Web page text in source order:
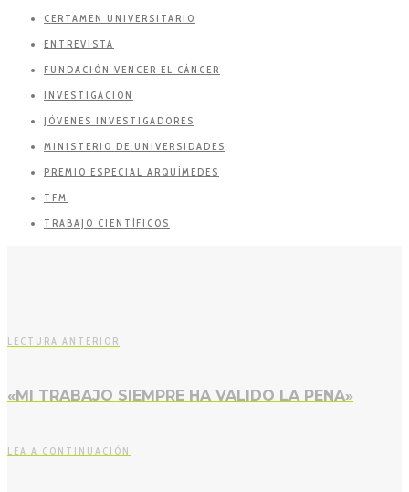
CERTAMEN UNIVERSITARIO
ENTREVISTA
FUNDACIÓN VENCER EL CÁNCER
INVESTIGACIÓN
JÓVENES INVESTIGADORES
MINISTERIO DE UNIVERSIDADES
PREMIO ESPECIAL ARQUÍMEDES
TFM
TRABAJO CIENTÍFICOS
LECTURA ANTERIOR
«MI TRABAJO SIEMPRE HA VALIDO LA PENA»
LEA A CONTINUACIÓN